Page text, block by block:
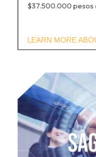
$37.500.000 pesos